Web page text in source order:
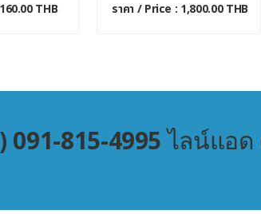
THB ราคา / Price : 1,800.00 THB
091-815-4995ไลน์แอด